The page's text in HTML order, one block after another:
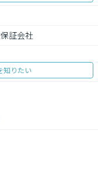
証会社
知りたい